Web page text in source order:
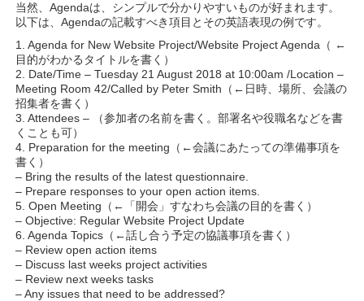
当然、Agendaは、シンプルで分かりやすいものが好まれます。
以下は、Agendaの記載すべき項目とその英語表現の例です。
1. Agenda for New Website Project/Website Project Agenda（ ←
目的がわかるタイトルを書く）
2. Date/Time – Tuesday 21 August 2018 at 10:00am /Location –
Meeting Room 42/Called by Peter Smith（←日時、場所、会議の
招集者を書く）
3. Attendees – （参加者の名前を書く。部署名や役職名などを書
くことも可）
4. Preparation for the meeting（←会議にあたっての準備事項を
書く）
– Bring the results of the latest questionnaire.
– Prepare responses to your open action items.
5. Open Meeting（←「開会」すなわち会議の目的を書く）
– Objective: Regular Website Project Update
6. Agenda Topics（←話し合う予定の協議事項を書く）
– Review open action items
– Discuss last weeks project activities
– Review next weeks tasks
– Any issues that need to be addressed?